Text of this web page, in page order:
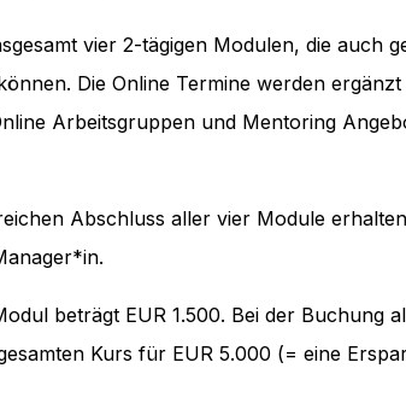
vier 2-tägigen Modulen, die auch
Die Online Termine werden
Arbeitsgruppen und Mentoring
Abschluss aller vier Module
beträgt EUR 1.500. Bei der Buchung
Kurs für EUR 5.000 (= eine